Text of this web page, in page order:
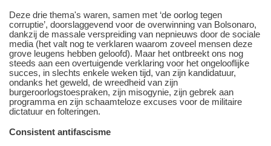
Deze drie thema's waren, samen met ‘de oorlog tegen
corruptie’, doorslaggevend voor de overwinning van Bolsonaro,
dankzij de massale verspreiding van nepnieuws door de sociale
media (het valt nog te verklaren waarom zoveel mensen deze
grove leugens hebben geloofd). Maar het ontbreekt ons nog
steeds aan een overtuigende verklaring voor het ongelooflijke
succes, in slechts enkele weken tijd, van zijn kandidatuur,
ondanks het geweld, de wreedheid van zijn
burgeroorlogstoespraken, zijn misogynie, zijn gebrek aan
programma en zijn schaamteloze excuses voor de militaire
dictatuur en folteringen.
Consistent antifascisme